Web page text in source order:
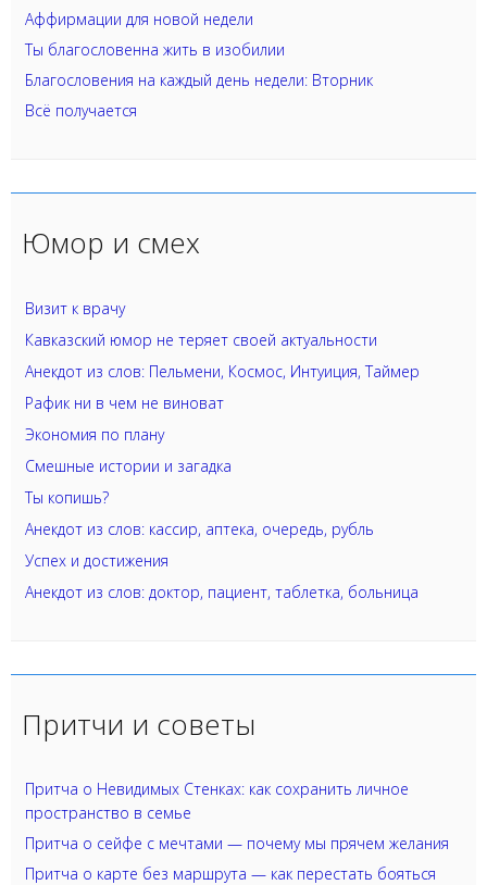
Аффирмации для новой недели
Ты благословенна жить в изобилии
Благословения на каждый день недели: Вторник
Всё получается
Юмор и смех
Визит к врачу
Кавказский юмор не теряет своей актуальности
Анекдот из слов: Пельмени, Космос, Интуиция, Таймер
Рафик ни в чем не виноват
Экономия по плану
Смешные истории и загадка
Ты копишь?
Анекдот из слов: кассир, аптека, очередь, рубль
Успех и достижения
Анекдот из слов: доктор, пациент, таблетка, больница
Притчи и советы
Притча о Невидимых Стенках: как сохранить личное
пространство в семье
Притча о сейфе с мечтами — почему мы прячем желания
Притча о карте без маршрута — как перестать бояться